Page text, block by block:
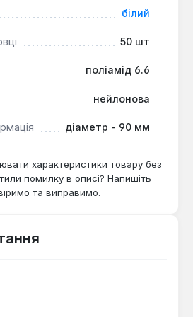
білий
50 шт
поліамід 6.6
нейлонова
діаметр - 90 мм
характеристики товару без
помилку в описі? Напишіть
та виправимо.